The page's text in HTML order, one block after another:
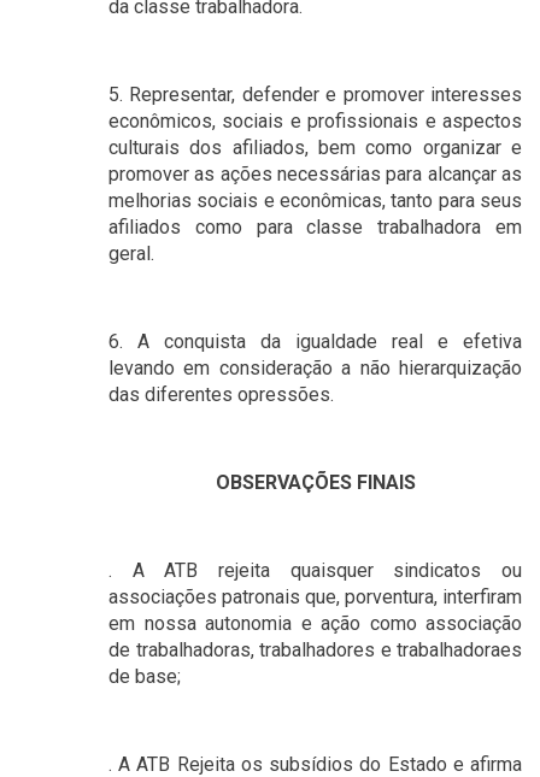
da classe trabalhadora.
5. Representar, defender e promover interesses
econômicos, sociais e profissionais e aspectos
culturais dos afiliados, bem como organizar e
promover as ações necessárias para alcançar as
melhorias sociais e econômicas, tanto para seus
afiliados como para classe trabalhadora em
geral.
6. A conquista da igualdade real e efetiva
levando em consideração a não hierarquização
das diferentes opressões.
OBSERVAÇÕES FINAIS
. A ATB rejeita quaisquer sindicatos ou
associações patronais que, porventura, interfiram
em nossa autonomia e ação como associação
de trabalhadoras, trabalhadores e trabalhadoraes
de base;
. A ATB Rejeita os subsídios do Estado e afirma